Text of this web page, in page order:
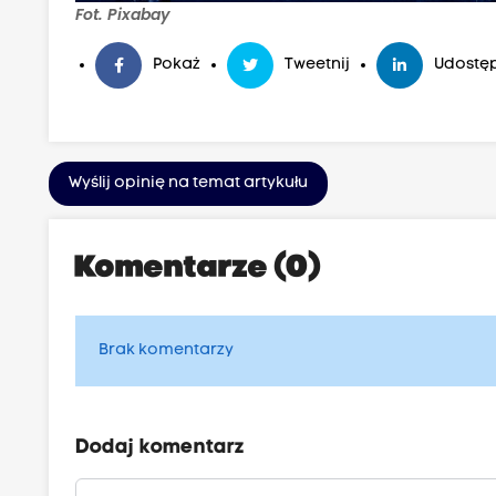
Fot. Pixabay
Pokaż Tweetnij
Wyślij opinię na temat artykułu
Komentarze (0)
Brak komentarzy
Dodaj komentarz